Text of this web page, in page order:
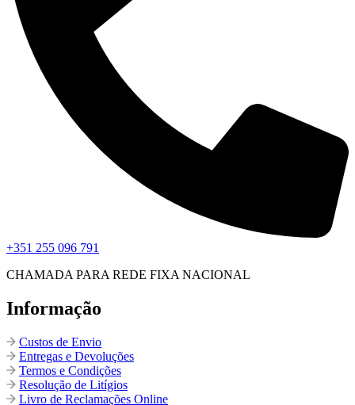
+351 255 096 791
CHAMADA PARA REDE FIXA NACIONAL
Informação
Custos de Envio
Entregas e Devoluções
Termos e Condições
Resolução de Litígios
Livro de Reclamações Online